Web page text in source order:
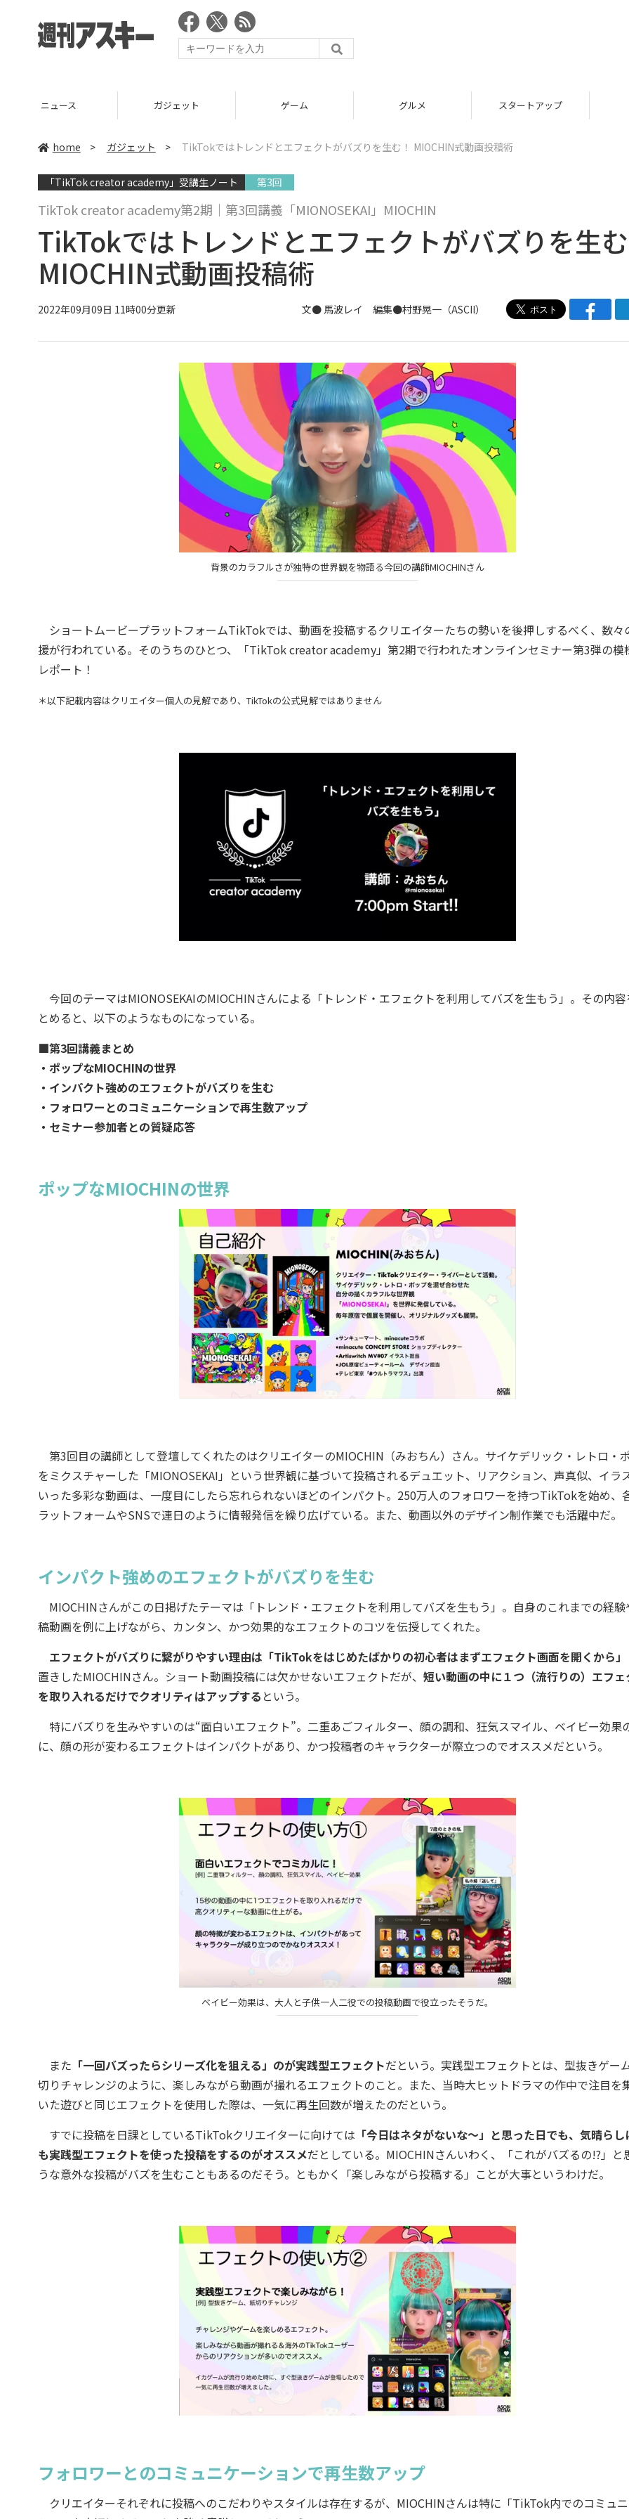
ニュース ガジェット ゲーム グルメ スタートアップ
home > ガジェット > TikTokではトレンドとエフェクトがバズりを生む！ MIOCHIN式動画投稿術
「TikTok creator academy」受講生ノート 第3回
TikTok creator academy第2期｜第3回講義「MIONOSEKAI」MIOCHIN
TikTokではトレンドとエフェクトがバズりを生
MIOCHIN式動画投稿術
2022年09月09日 11時00分更新 文● 馬波レイ 編集●村野晃一（ASCII）
背景のカラフルさが独特の世界観を物語る今回の講師MIOCHINさん
ショートムービープラットフォームTikTokでは、動画を投稿するクリエイターたちの勢いを後押しするべく、数々
援が行われている。そのうちのひとつ、「TikTok creator academy」第2期で行われたオンラインセミナー第3弾の模
レポート！
＊以下記載内容はクリエイター個人の見解であり、TikTokの公式見解ではありません
今回のテーマはMIONOSEKAIのMIOCHINさんによる「トレンド・エフェクトを利用してバズを生もう」。その内
とめると、以下のようなものになっている。
■第3回講義まとめ
・ポップなMIOCHINの世界
・インパクト強めのエフェクトがバズりを生む
・フォロワーとのコミュニケーションで再生数アップ
・セミナー参加者との質疑応答
ポップなMIOCHINの世界
第3回目の講師として登壇してくれたのはクリエイターのMIOCHIN（みおちん）さん。サイケデリック・レトロ・
をミクスチャーした「MIONOSEKAI」という世界観に基づいて投稿されるデュエット、リアクション、声真似、イラ
いった多彩な動画は、一度目にしたら忘れられないほどのインパクト。250万人のフォロワーを持つTikTokを始め、
ラットフォームやSNSで連日のように情報発信を繰り広げている。また、動画以外のデザイン制作業でも活躍中だ。
インパクト強めのエフェクトがバズりを生む
MIOCHINさんがこの日掲げたテーマは「トレンド・エフェクトを利用してバズを生もう」。自身のこれまでの経験
稿動画を例に上げながら、カンタン、かつ効果的なエフェクトのコツを伝授してくれた。
エフェクトがバズりに繋がりやすい理由は「TikTokをはじめたばかりの初心者はまずエフェクト画面を開くから」
置きしたMIOCHINさん。ショート動画投稿には欠かせないエフェクトだが、 短い動画の中に１つ（流行りの）エフェ
を取り入れるだけでクオリティはアップする という。
特にバズりを生みやすいのは“面白いエフェクト”。二重あごフィルター、顔の調和、狂気スマイル、ベイビー効果
に、顔の形が変わるエフェクトはインパクトがあり、かつ投稿者のキャラクターが際立つのでオススメだという。
ベイビー効果は、大人と子供一人二役での投稿動画で役立ったそうだ。
また 「一回バズったらシリーズ化を狙える」のが実践型エフェクトだという。実践型エフェクトとは、型抜きゲー
切りチャレンジのように、楽しみながら動画が撮れるエフェクトのこと。また、当時大ヒットドラマの作中で注目を
いた遊びと同じエフェクトを使用した際は、一気に再生回数が増えたのだという。
すでに投稿を日課としているTikTokクリエイターに向けては 「今日はネタがないな～」と思った日でも、気晴らし
も実践型エフェクトを使った投稿をするのがオススメだとしている。MIOCHINさんいわく、「これがバズるの!?」と
うな意外な投稿がバズを生むこともあるのだそう。ともかく「楽しみながら投稿する」ことが大事というわけだ。
フォロワーとのコミュニケーションで再生数アップ
クリエイターそれぞれに投稿へのこだわりやスタイルは存在するが、MIOCHINさんは特に「TikTok内でのコミュ